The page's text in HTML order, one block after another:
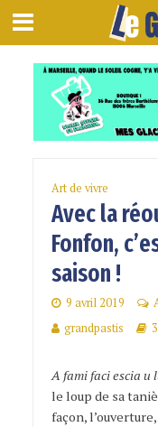
Art de vivre
Avec la
Fonfon,
saison !
9 avril 2019
grandpastis
A fami faci escia u
le loup de sa
façon,